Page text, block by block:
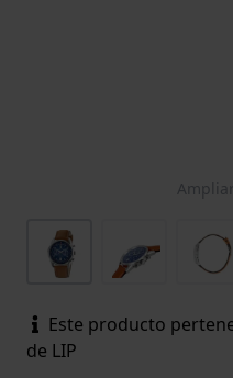
Este producto
de LIP